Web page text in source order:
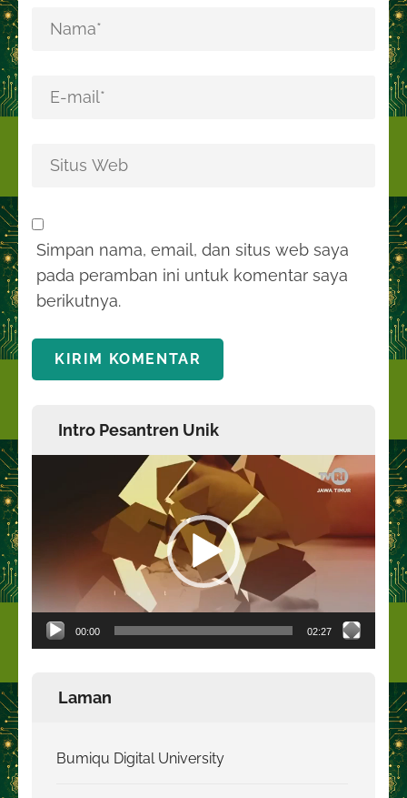
Simpan nama, email, dan situs web saya
pada peramban ini untuk komentar saya
berikutnya.
Intro Pesantren Unik
00:00 02:27
Laman
Bumiqu Digital University